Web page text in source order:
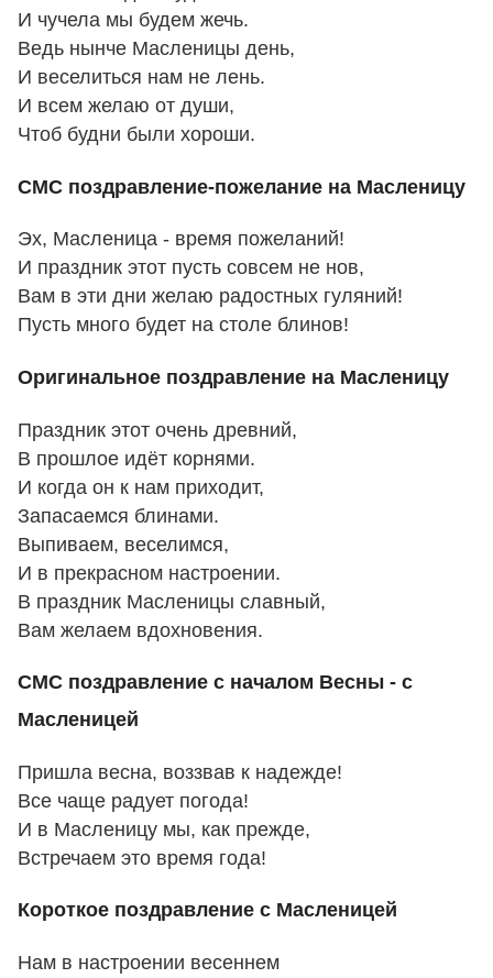
И чучела мы будем жечь.
Ведь нынче Масленицы день,
И веселиться нам не лень.
И всем желаю от души,
Чтоб будни были хороши.
СМС поздравление-пожелание на Масленицу
Эх, Масленица - время пожеланий!
И праздник этот пусть совсем не нов,
Вам в эти дни желаю радостных гуляний!
Пусть много будет на столе блинов!
Оригинальное поздравление на Масленицу
Праздник этот очень древний,
В прошлое идёт корнями.
И когда он к нам приходит,
Запасаемся блинами.
Выпиваем, веселимся,
И в прекрасном настроении.
В праздник Масленицы славный,
Вам желаем вдохновения.
СМС поздравление с началом Весны - с
Масленицей
Пришла весна, воззвав к надежде!
Все чаще радует погода!
И в Масленицу мы, как прежде,
Встречаем это время года!
Короткое поздравление с Масленицей
Нам в настроении весеннем